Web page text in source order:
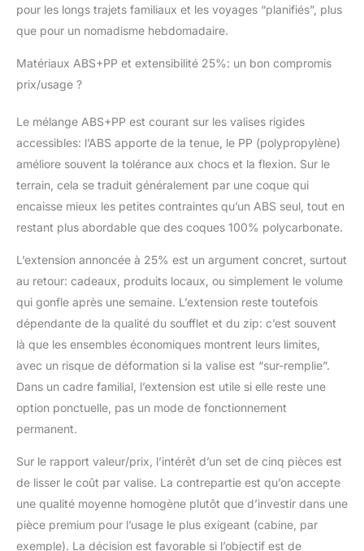
s'étire en douceur et
offre une prise en main
20/24/28 pouces
sacs et un crochet
latéral pour sécuriser
les cartes
d'embarquement, ce
qui ajoute à la
commodité de votre
voyage. Fermetures à
Intérieur Organisé : Les
fermetures à glissière
YKK sont plus
résistantes que les
fermetures à glissière
standard et offrent une
protection
supplémentaire contre
les déchirures. À
élastiques
transversales, pour que
vos effets personnels
restent bien organisés
pour les longs trajets familiaux et les voyages “planifiés”, plus
que pour un nomadisme hebdomadaire.
Matériaux ABS+PP et extensibilité 25%: un bon compromis
prix/usage ?
Le mélange ABS+PP est courant sur les valises rigides
accessibles: l’ABS apporte de la tenue, le PP (polypropylène)
améliore souvent la tolérance aux chocs et la flexion. Sur le
terrain, cela se traduit généralement par une coque qui
encaisse mieux les petites contraintes qu’un ABS seul, tout en
restant plus abordable que des coques 100% polycarbonate.
L’extension annoncée à 25% est un argument concret, surtout
au retour: cadeaux, produits locaux, ou simplement le volume
qui gonfle après une semaine. L’extension reste toutefois
dépendante de la qualité du soufflet et du zip: c’est souvent
là que les ensembles économiques montrent leurs limites,
avec un risque de déformation si la valise est “sur-remplie”.
Dans un cadre familial, l’extension est utile si elle reste une
option ponctuelle, pas un mode de fonctionnement
permanent.
Sur le rapport valeur/prix, l’intérêt d’un set de cinq pièces est
de lisser le coût par valise. La contrepartie est qu’on accepte
une qualité moyenne homogène plutôt que d’investir dans une
pièce premium pour l’usage le plus exigeant (cabine, par
exemple). La décision est favorable si l’objectif est de